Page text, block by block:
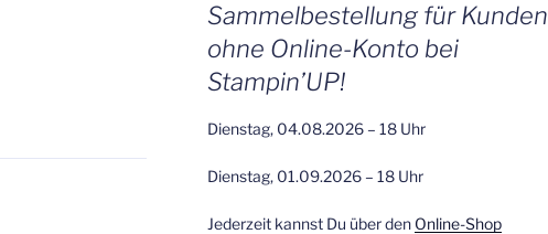
Sammelbestellung für Kunden
ohne Online-Konto bei
Stampin’UP!
Dienstag, 04.08.2026 – 18 Uhr
Dienstag, 01.09.2026 – 18 Uhr
Jederzeit kannst Du über den Online-Shop